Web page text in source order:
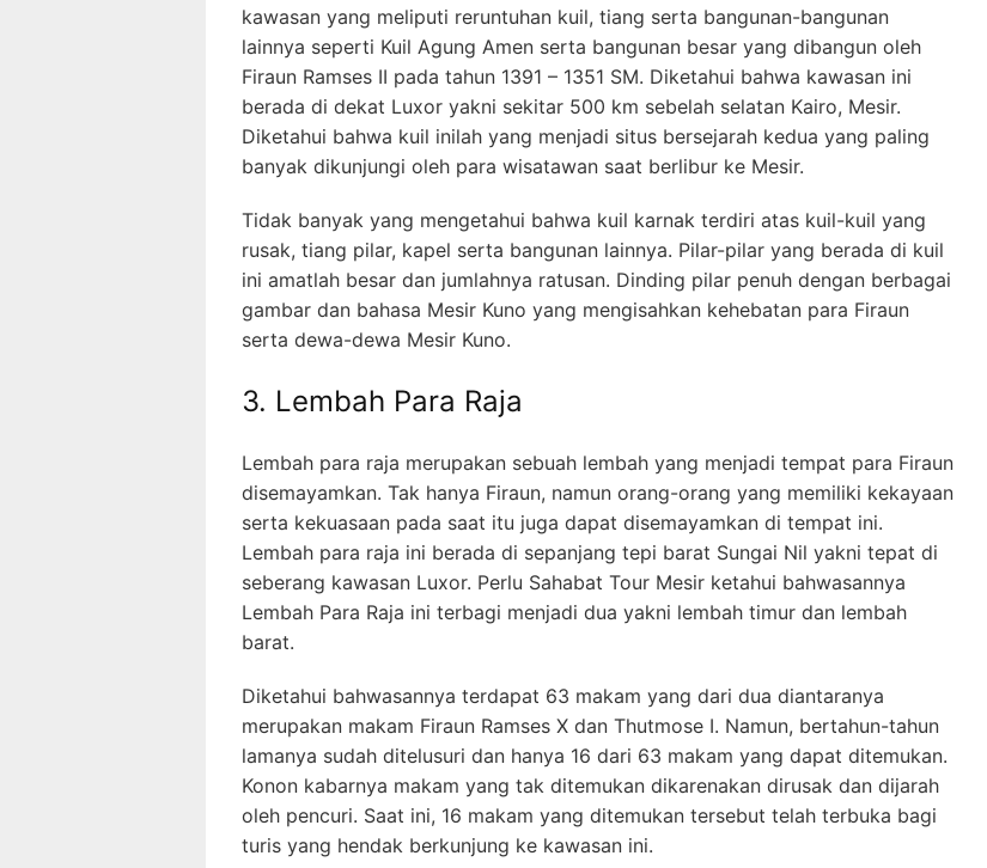
kawasan yang meliputi reruntuhan kuil, tiang serta bangunan-bangunan
lainnya seperti Kuil Agung Amen serta bangunan besar yang dibangun oleh
Firaun Ramses II pada tahun 1391 – 1351 SM. Diketahui bahwa kawasan ini
berada di dekat Luxor yakni sekitar 500 km sebelah selatan Kairo, Mesir.
Diketahui bahwa kuil inilah yang menjadi situs bersejarah kedua yang paling
banyak dikunjungi oleh para wisatawan saat berlibur ke Mesir.
Tidak banyak yang mengetahui bahwa kuil karnak terdiri atas kuil-kuil yang
rusak, tiang pilar, kapel serta bangunan lainnya. Pilar-pilar yang berada di kuil
ini amatlah besar dan jumlahnya ratusan. Dinding pilar penuh dengan berbagai
gambar dan bahasa Mesir Kuno yang mengisahkan kehebatan para Firaun
serta dewa-dewa Mesir Kuno.
3. Lembah Para Raja
Lembah para raja merupakan sebuah lembah yang menjadi tempat para Firaun
disemayamkan. Tak hanya Firaun, namun orang-orang yang memiliki kekayaan
serta kekuasaan pada saat itu juga dapat disemayamkan di tempat ini.
Lembah para raja ini berada di sepanjang tepi barat Sungai Nil yakni tepat di
seberang kawasan Luxor. Perlu Sahabat Tour Mesir ketahui bahwasannya
Lembah Para Raja ini terbagi menjadi dua yakni lembah timur dan lembah
barat.
Diketahui bahwasannya terdapat 63 makam yang dari dua diantaranya
merupakan makam Firaun Ramses X dan Thutmose I. Namun, bertahun-tahun
lamanya sudah ditelusuri dan hanya 16 dari 63 makam yang dapat ditemukan.
Konon kabarnya makam yang tak ditemukan dikarenakan dirusak dan dijarah
oleh pencuri. Saat ini, 16 makam yang ditemukan tersebut telah terbuka bagi
turis yang hendak berkunjung ke kawasan ini.